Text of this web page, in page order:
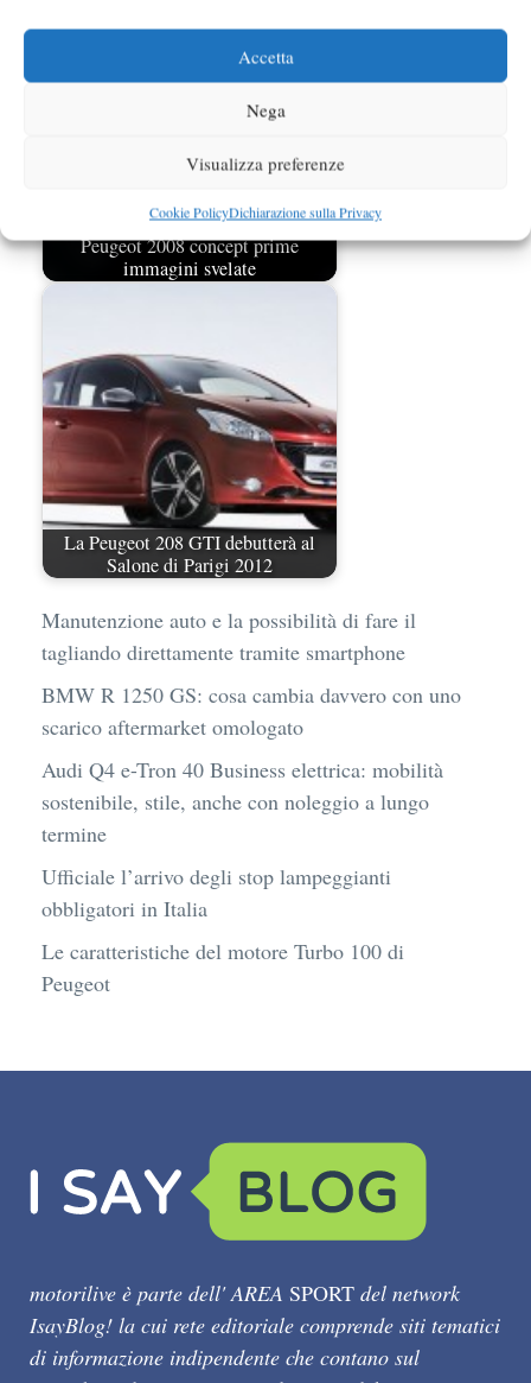
Accetta
Nega
Visualizza preferenze
Cookie PolicyDichiarazione sulla Privacy
Peugeot 2008 concept prime
immagini svelate
La Peugeot 208 GTI debutterà al
Salone di Parigi 2012
Manutenzione auto e la possibilità di fare il
tagliando direttamente tramite smartphone
BMW R 1250 GS: cosa cambia davvero con uno
scarico aftermarket omologato
Audi Q4 e-Tron 40 Business elettrica: mobilità
sostenibile, stile, anche con noleggio a lungo
termine
Ufficiale l’arrivo degli stop lampeggianti
obbligatori in Italia
Le caratteristiche del motore Turbo 100 di
Peugeot
motorilive è parte dell' AREA SPORT del network
IsayBlog! la cui rete editoriale comprende siti tematici
di informazione indipendente che contano sul